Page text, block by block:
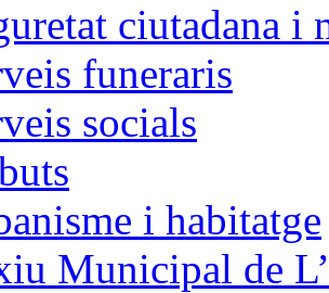
ciutadana i
funeraris
socials
i habitatge
Municipal de